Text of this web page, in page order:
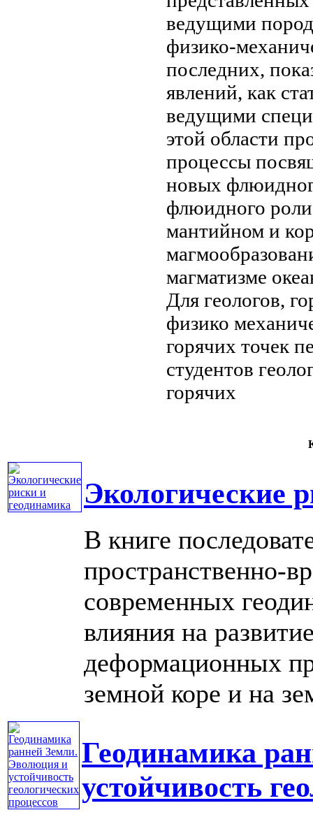
ведущими
физико-
последних,
явлений, как
ведущими
этой области
процессы
новых
флюидного
мантийном и
магматизме
Для геологов,
физико
горячих точек
студентов
горячих
Экологические
В книге
пространственно-
современных
влияния на
деформационных
земной коре и на
Геодинамика
устойчивость